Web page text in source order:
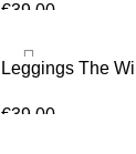
€39.00
Leggings The
€39.00